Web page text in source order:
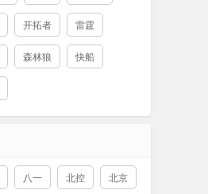
开拓者 雷霆
森林狼 快船
八一 北控 北京